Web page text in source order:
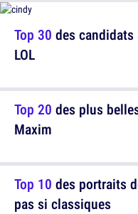
Top 30 des
LOL
Top 10 des portraits
pas si classiques
Top 20 des plus
Maxim